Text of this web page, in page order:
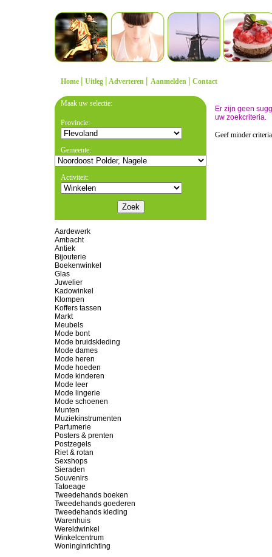
Home | Uitleg | Adverteren | Aanmelden | Contact
Maak uw selectie:
Provincie:
Gemeente:
Activiteit:
Aardewerk
Ambacht
Antiek
Bijouterie
Boekenwinkel
Glas
Juwelier
Kadowinkel
Klompen
Koffers tassen
Markt
Meubels
Mode bont
Mode bruidskleding
Mode dames
Mode heren
Mode hoeden
Mode kinderen
Mode leer
Mode lingerie
Mode schoenen
Munten
Muziekinstrumenten
Parfumerie
Posters & prenten
Postzegels
Riet & rotan
Sexshops
Sieraden
Souvenirs
Tatoeage
Tweedehands boeken
Tweedehands goederen
Tweedehands kleding
Warenhuis
Wereldwinkel
Winkelcentrum
Woninginrichting
Er zijn geen
uw zoekcriteria.
Geef minder